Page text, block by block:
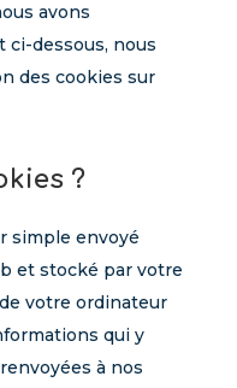
avons
ci-dessous, nous
des cookies sur
?
simple envoyé
et stocké par votre
votre ordinateur
qui y
à nos